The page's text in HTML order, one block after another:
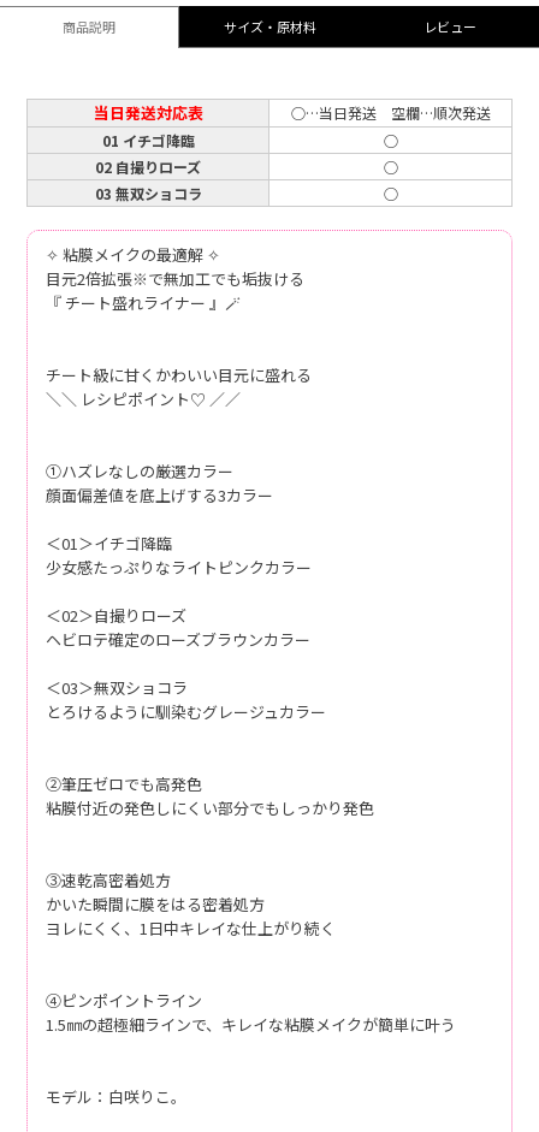
商品説明 サイズ・原材料 レビュー
当日発送対応表
○…当日発送 空欄…順次発送
01 イチゴ降臨
○
02 自撮りローズ
○
03 無双ショコラ
○
✧ 粘膜メイクの最適解 ✧
目元2倍拡張※で無加工でも垢抜ける
『 チート盛れライナー 』🪄
チート級に甘くかわいい目元に盛れる
＼＼ レシピポイント♡ ／／
①ハズレなしの厳選カラー
顔面偏差値を底上げする3カラー
＜01＞イチゴ降臨
少女感たっぷりなライトピンクカラー
＜02＞自撮りローズ
ヘビロテ確定のローズブラウンカラー
＜03＞無双ショコラ
とろけるように馴染むグレージュカラー
②筆圧ゼロでも高発色
粘膜付近の発色しにくい部分でもしっかり発色
③速乾高密着処方
かいた瞬間に膜をはる密着処方
ヨレにくく、1日中キレイな仕上がり続く
④ピンポイントライン
1.5㎜の超極細ラインで、キレイな粘膜メイクが簡単に叶う
モデル：白咲りこ。